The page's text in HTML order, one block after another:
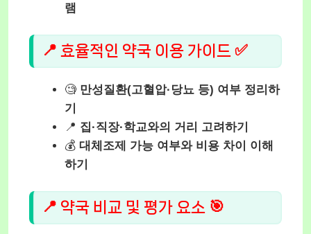
램
📍 효율적인 약국 이용 가이드 ✅
🧐 만성질환(고혈압·당뇨 등) 여부 정리하
기
📍 집·직장·학교와의 거리 고려하기
💰 대체조제 가능 여부와 비용 차이 이해
하기
📍 약국 비교 및 평가 요소 🎯